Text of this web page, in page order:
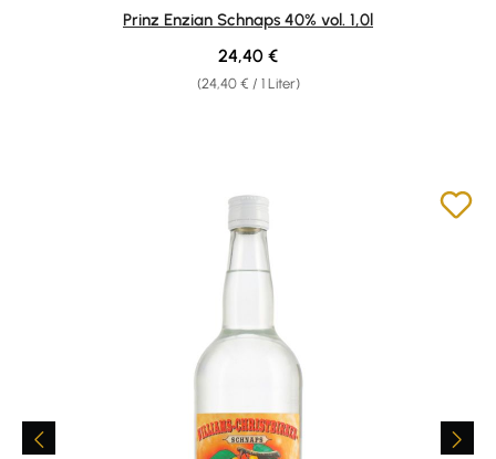
Durchschnittliche Bewertung von 4.8 von 5 Sternen
Prinz Enzian Schnaps 40% vol. 1,0l
(24,40 € / 1 Liter)
Regulärer Preis:
24,40 €